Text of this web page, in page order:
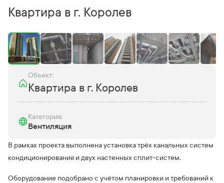
Квартира в г. Королев
Объект:
Квартира в г. Королев
Категория:
Вентиляция
В рамках проекта выполнена установка трёх канальных систем
кондиционирования и двух настенных сплит-систем.
Оборудование подобрано с учётом планировки и требований к